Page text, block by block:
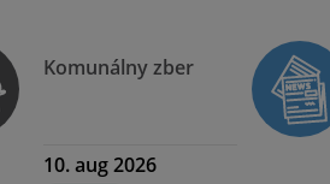
Komunálny zber
10. aug 2026